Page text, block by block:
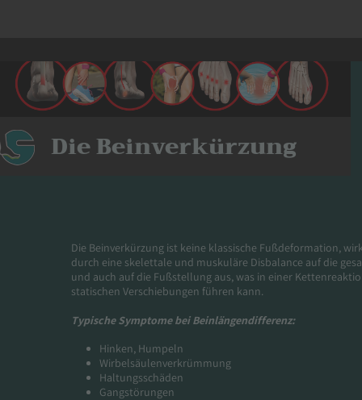
Die Beinverkürzung
Hinken, Humpeln
Wirbelsäulenverkrümmung
Haltungsschäden
Gangstörungen
Typische Symptome bei Beinlängendifferenz:
Die Beinverkürzung ist keine klassische Fußdeformation,
durch eine skelettale und muskuläre Disbalance auf die
und auch auf die Fußstellung aus, was in einer
statischen Verschiebungen führen kann.